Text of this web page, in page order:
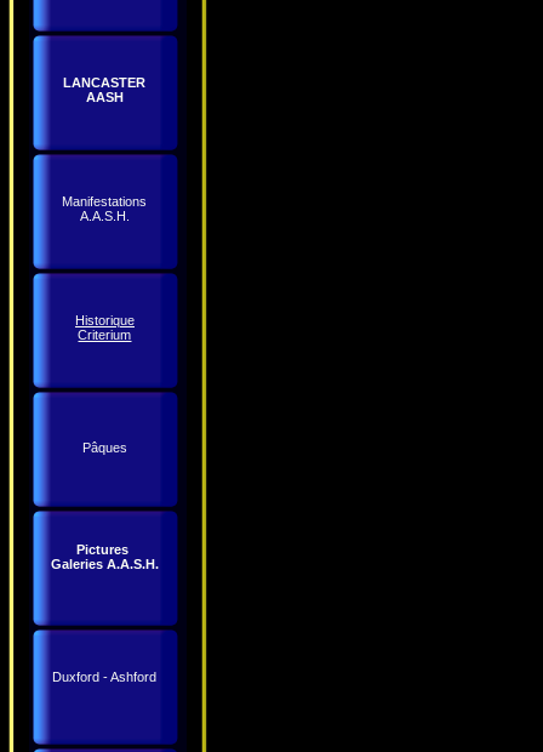
LANCASTER
AASH
Manifestations
A.A.S.H.
Historique
Criterium
Pâques
Pictures
Galeries A.A.S.H.
Duxford - Ashford